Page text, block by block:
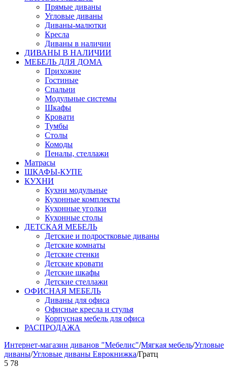
Прямые диваны
Угловые диваны
Диваны-малютки
Кресла
Диваны в наличии
ДИВАНЫ В НАЛИЧИИ
МЕБЕЛЬ ДЛЯ ДОМА
Прихожие
Гостиные
Спальни
Модульные системы
Шкафы
Кровати
Тумбы
Столы
Комоды
Пеналы, стеллажи
Матрасы
ШКАФЫ-КУПЕ
КУХНИ
Кухни модульные
Кухонные комплекты
Кухонные уголки
Кухонные столы
ДЕТСКАЯ МЕБЕЛЬ
Детские и подростковые диваны
Детские комнаты
Детские стенки
Детские кровати
Детские шкафы
Детские стеллажи
ОФИСНАЯ МЕБЕЛЬ
Диваны для офиса
Офисные кресла и стулья
Корпусная мебель для офиса
РАСПРОДАЖА
Интернет-магазин диванов "Мебелис"/Мягкая мебель/Угловые
диваны/Угловые диваны Еврокнижка/Гратц
5 78